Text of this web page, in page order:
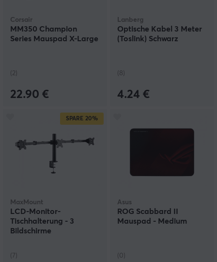
Corsair
MM350 Champion
Series Mauspad X-Large
(2)
22.90 €
Lanberg
Optische Kabel 3 Meter
(Toslink) Schwarz
(8)
4.24 €
SPARE 20%
MaxMount
LCD-Monitor-
Tischhalterung - 3
Bildschirme
(7)
Asus
ROG Scabbard II
Mauspad - Medium
(0)